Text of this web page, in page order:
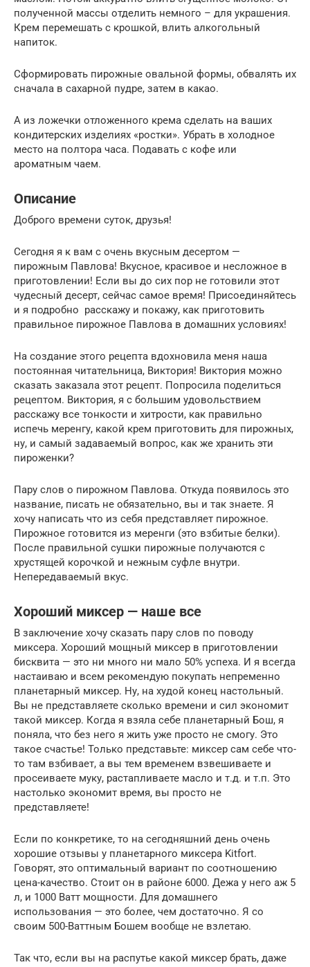
полученной массы отделить немного – для украшения.
Крем перемешать с крошкой, влить алкогольный
напиток.
Сформировать пирожные овальной формы, обвалять их
сначала в сахарной пудре, затем в какао.
А из ложечки отложенного крема сделать на ваших
кондитерских изделиях «ростки». Убрать в холодное
место на полтора часа. Подавать с кофе или
ароматным чаем.
Описание
Доброго времени суток, друзья!
Сегодня я к вам с очень вкусным десертом —
пирожным Павлова! Вкусное, красивое и несложное в
приготовлении! Если вы до сих пор не готовили этот
чудесный десерт, сейчас самое время! Присоединяйтесь
и я подробно расскажу и покажу, как приготовить
правильное пирожное Павлова в домашних условиях!
На создание этого рецепта вдохновила меня наша
постоянная читательница, Виктория! Виктория можно
сказать заказала этот рецепт. Попросила поделиться
рецептом. Виктория, я с большим удовольствием
расскажу все тонкости и хитрости, как правильно
испечь меренгу, какой крем приготовить для пирожных,
ну, и самый задаваемый вопрос, как же хранить эти
пироженки?
Пару слов о пирожном Павлова. Откуда появилось это
название, писать не обязательно, вы и так знаете. Я
хочу написать что из себя представляет пирожное.
Пирожное готовится из меренги (это взбитые белки).
После правильной сушки пирожные получаются с
хрустящей корочкой и нежным суфле внутри.
Непередаваемый вкус.
Хороший миксер — наше все
В заключение хочу сказать пару слов по поводу
миксера. Хороший мощный миксер в приготовлении
бисквита — это ни много ни мало 50% успеха. И я всегда
настаиваю и всем рекомендую покупать непременно
планетарный миксер. Ну, на худой конец настольный.
Вы не представляете сколько времени и сил экономит
такой миксер. Когда я взяла себе планетарный Бош, я
поняла, что без него я жить уже просто не смогу. Это
такое счастье! Только представьте: миксер сам себе что-
то там взбивает, а вы тем временем взвешиваете и
просеиваете муку, растапливаете масло и т.д. и т.п. Это
настолько экономит время, вы просто не
представляете!
Если по конкретике, то на сегодняшний день очень
хорошие отзывы у планетарного миксера Kitfort.
Говорят, это оптимальный вариант по соотношению
цена-качество. Стоит он в районе 6000. Дежа у него аж 5
л, и 1000 Ватт мощности. Для домашнего
использования — это более, чем достаточно. Я со
своим 500-Ваттным Бошем вообще не взлетаю.
Так что, если вы на распутье какой миксер брать, даже